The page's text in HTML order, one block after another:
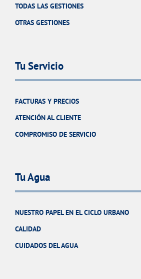
TODAS LAS GESTIONES
OTRAS GESTIONES
Tu Servicio
FACTURAS Y PRECIOS
ATENCIÓN AL CLIENTE
COMPROMISO DE SERVICIO
Tu Agua
NUESTRO PAPEL EN EL CICLO URBANO
CALIDAD
CUIDADOS DEL AGUA